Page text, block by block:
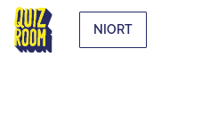
NIORT